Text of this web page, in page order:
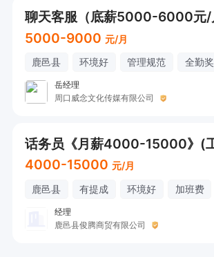
5000-9000 元/月
鹿邑县 环境好 管理规范 全勤奖
岳经理
周口威念文化传媒有限公司
4000-15000 元/月
鹿邑县 有提成 环境好 加班费
经理
鹿邑县俊腾商贸有限公司